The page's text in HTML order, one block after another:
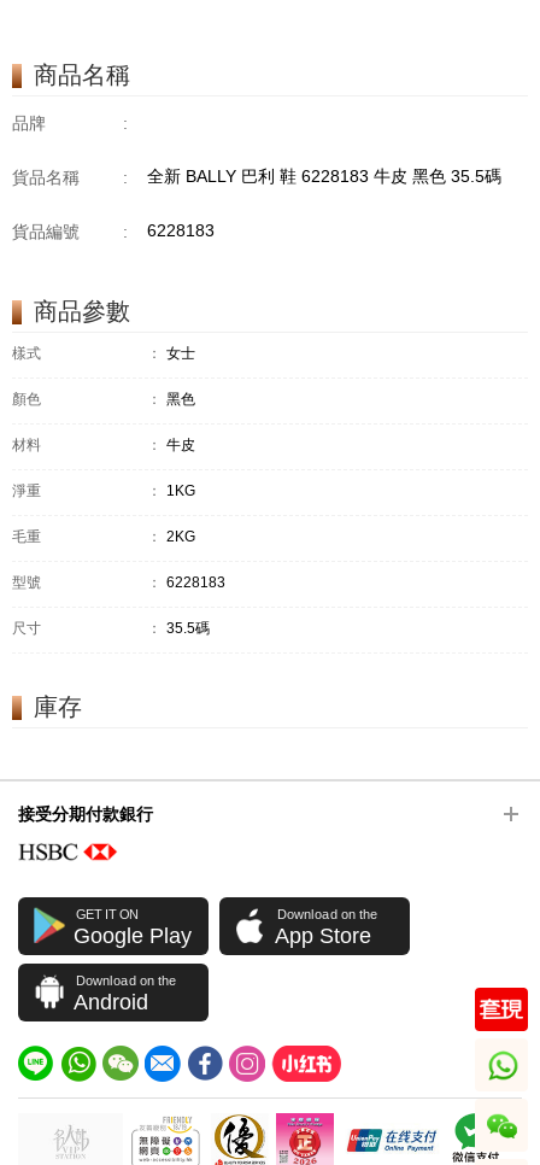
商品名稱
品牌 :
貨品名稱 : 全新 BALLY 巴利 鞋 6228183 牛皮 黑色 35.5碼
貨品編號 : 6228183
商品參數
樣式 ： 女士
顏色 ： 黑色
材料 ： 牛皮
淨重 ： 1KG
毛重 ： 2KG
型號 ： 6228183
尺寸 ： 35.5碼
庫存
接受分期付款銀行
GET IT ON
Google Play
Download on the
App Store
Download on the
Android
whatsapp